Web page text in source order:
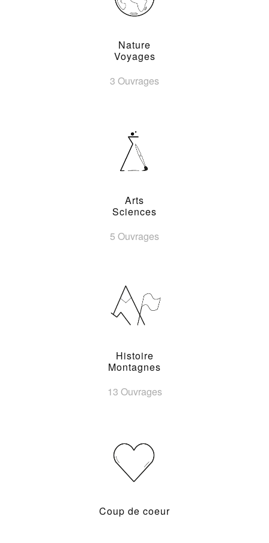
Nature
Voyages
3 Ouvrages
Arts
Sciences
5 Ouvrages
Histoire
Montagnes
13 Ouvrages
Coup de coeur